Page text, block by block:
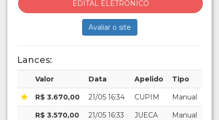
EDITAL ELETRÔNICO
Avaliar o site
Lances:
Valor Data Apelido Tipo
R$ 3.670,00 21/05 16:34 CUPIM Manual
R$ 3.570,00 21/05 16:33 JUECA Manual